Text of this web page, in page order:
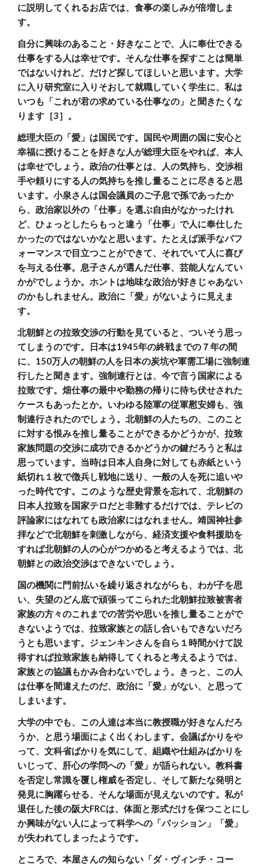
に説明してくれるお店では、食事の楽しみが倍増しま
す。
自分に興味のあること・好きなことで、人に奉仕できる
仕事をする人は幸せです。そんな仕事を探すことは簡単
ではないけれど、だけど探してほしいと思います。大学
に入り研究室に入りそおして就職していく学生に、私は
いつも「これが君の求めている仕事なの」と聞きたくな
ります［3］。
総理大臣の「愛」は国民です。国民や周囲の国に安心と
幸福に授けることを好きな人が総理大臣をやれば、本人
は幸せでしょう。政治の仕事とは、人の気持ち、交渉相
手や頼りにする人の気持ちを推し量ることに尽きると思
います。小泉さんは国会議員のご子息で孫であったか
ら、政治家以外の「仕事」を選ぶ自由がなかったけれ
ど、ひょっとしたらもっと違う「仕事」で人に奉仕した
かったのではないかなと思います。たとえば派手なパフ
ォーマンスで目立つことができて、それでいて人に喜び
を与える仕事。息子さんが選んだ仕事、芸能人なんてい
かがでしょうか。ホントは地味な政治が好きじゃあない
のかもしれません。政治に「愛」がないように見えま
す。
北朝鮮との拉致交渉の行動を見ていると、ついそう思っ
てしまうのです。日本は1945年の終戦までの７年の間
に、150万人の朝鮮の人を日本の炭坑や軍需工場に強制連
行したと聞きます。強制連行とは、今で言う国家による
拉致です。畑仕事の最中や勤務の帰りに待ち伏せされた
ケースもあったとか。いわゆる陸軍の従軍慰安婦も、強
制連行されたのでしょう。北朝鮮の人たちの、このこと
に対する恨みを推し量ることができるかどうかが、拉致
家族問題の交渉に成功できるかどうかの鍵だろうと私は
思っています。当時は日本人自身に対しても赤紙という
紙切れ１枚で徴兵し戦地に送り、一般の人を死に追いや
った時代です。このような歴史背景を忘れて、北朝鮮の
日本人拉致を国家テロだと非難するだけでは、テレビの
評論家にはなれても政治家にはなれません。靖国神社参
拝などで北朝鮮を刺激しながら、経済支援や食料援助を
すれば北朝鮮の人の心がつかめると考えるようでは、北
朝鮮との政治交渉はできないでしょう。
国の機関に門前払いを繰り返されながらも、わが子を思
い、失望のどん底で頑張ってこられた北朝鮮拉致被害者
家族の方々のこれまでの苦労や思いを推し量ることがで
きないようでは、拉致家族との話し合いもできないだろ
うとも思います。ジェンキンさんを自ら１時間かけて説
得すれば拉致家族も納得してくれると考えるようでは、
家族との協議もかみ合わないでしょう。きっと、この人
は仕事を間違えたのだ、政治に「愛」がない、と思って
しまいます。
大学の中でも、この人達は本当に教授職が好きなんだろ
うか、と思う場面によく出くわします。会議ばかりをや
って、文科省ばかりを気にして、組織や仕組みばかりを
いじって、肝心の学問への「愛」が語られない。教科書
を否定し常識を覆し権威を否定し、そして新たな発明と
発見に胸躍らせる、そんな場面が見えないのです。私が
退任した後の阪大FRCは、体面と形式だけを保つことにし
か興味がない人によって科学への「パッション」「愛」
が失われてしまったようです。
ところで、本屋さんの知らない「ダ・ヴィンチ・コー